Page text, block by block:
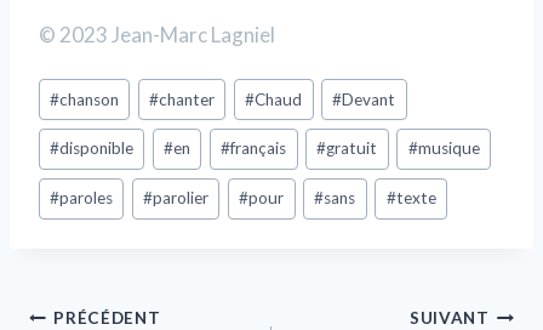
© 2023 Jean-Marc Lagniel
#chanson #chanter #Chaud #Devant
#disponible #en #français #gratuit #musique
#paroles #parolier #pour #sans #texte
PRÉCÉDENT SUIVANT